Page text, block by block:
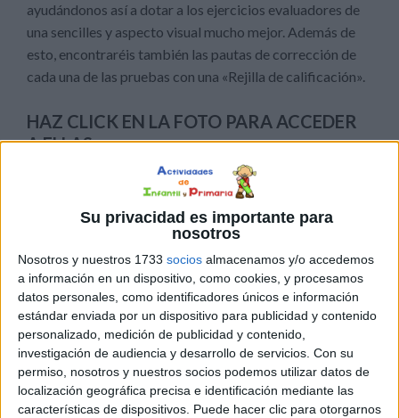
Su privacidad es importante para
nosotros
Nosotros y nuestros 1733 socios almacenamos y/o accedemos
a información en un dispositivo, como cookies, y procesamos
datos personales, como identificadores únicos e información
estándar enviada por un dispositivo para publicidad y contenido
personalizado, medición de publicidad y contenido,
investigación de audiencia y desarrollo de servicios. Con su
permiso, nosotros y nuestros socios podemos utilizar datos de
localización geográfica precisa e identificación mediante las
características de dispositivos. Puede hacer clic para otorgarnos
ayudándonos así a dotar a los ejercicios evaluadores de
una sencilles y aspecto visual mucho mejor. Además de
esto, encontraréis también las pautas de corrección de
cada una de las pruebas con una «Rejilla de calificación».
HAZ CLICK EN LA FOTO PARA ACCEDER
A ELLAS.
1º. Educación Primaria: